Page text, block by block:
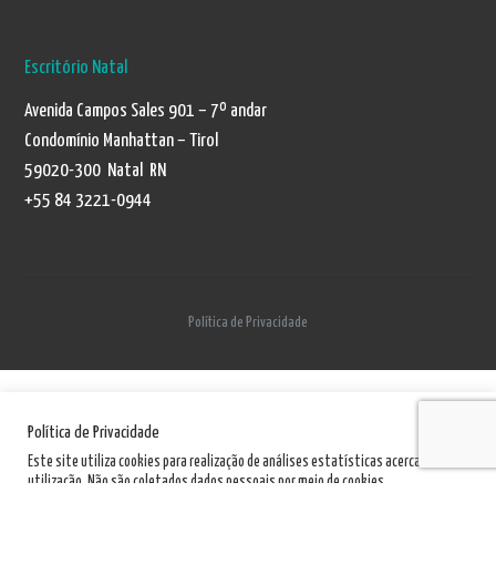
Escritório Natal
Avenida Campos Sales 901 – 7º andar
Condomínio Manhattan – Tirol
59020-300 Natal RN
+55 84 3221-0944
Política de Privacidade
Política de Privacidade
Este site utiliza cookies para realização de análises estatísticas acerca de sua
utilização. Não são coletados dados pessoais por meio de cookies.